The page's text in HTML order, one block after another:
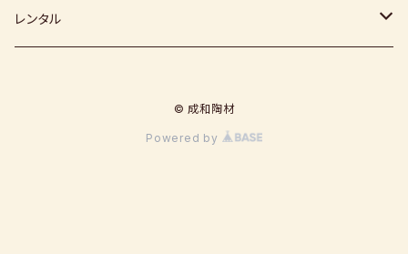
灰
恵水窯
七隈粘土
電気窯
電動ろくろ
小道具
レンタル
© 成和陶材
Powered by